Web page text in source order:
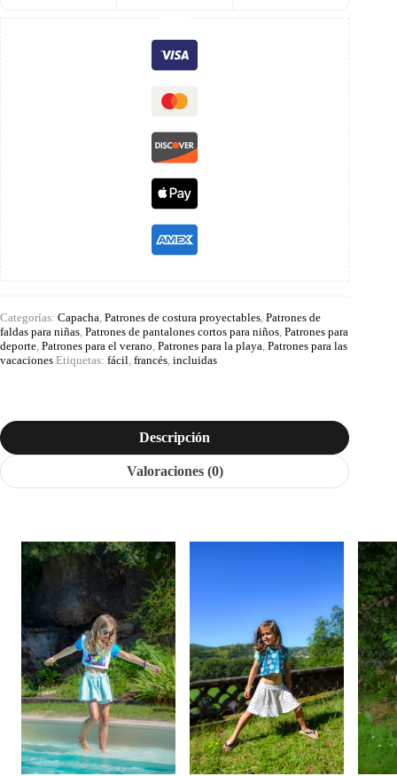
Categorías: Capacha Patrones de costura proyectables Patrones de
faldas para niñas Patrones de pantalones cortos para niños Patrones para
deporte Patrones para el verano Patrones para la playa Patrones para las
vacaciones Etiquetas: fácil francés incluidas
Descripción
Valoraciones (0)